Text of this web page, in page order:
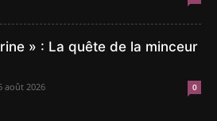
» : La quête de la minceur
août 2026 0